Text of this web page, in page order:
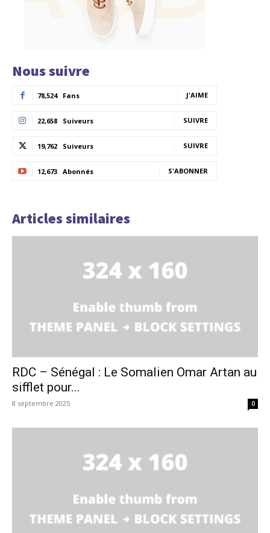
Nous suivre
78,524 Fans J'AIME
22,658 Suiveurs SUIVRE
19,762 Suiveurs SUIVRE
12,673 Abonnés S'ABONNER
Articles similaires
RDC – Sénégal : Le Somalien Omar Artan au
sifflet pour...
8 septembre 2025 0